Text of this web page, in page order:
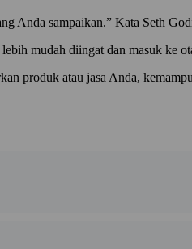
Anda sampaikan.” Kata Seth
mudah diingat dan masuk ke
produk atau jasa Anda,